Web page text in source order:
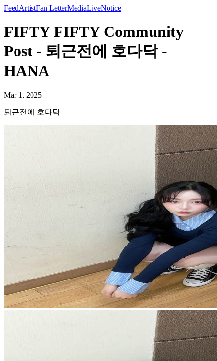
FeedArtistFan LetterMediaLiveNotice
FIFTY FIFTY Community
Post - 퇴근전에 호다닥 -
HANA
Mar 1, 2025
퇴근전에 호다닥